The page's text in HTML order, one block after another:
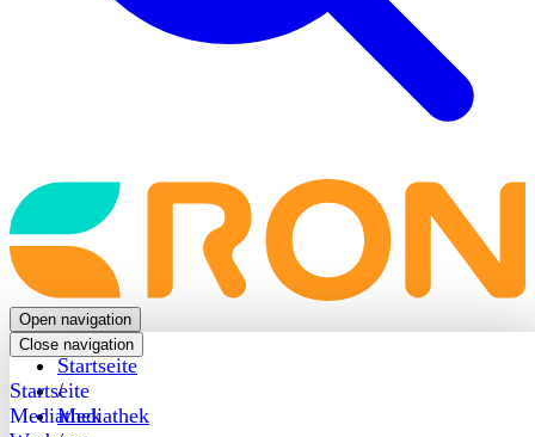
Back
to
frontpage
Open navigation
Close navigation
Startseite
Mediathek
Startseite
/
Mediathek